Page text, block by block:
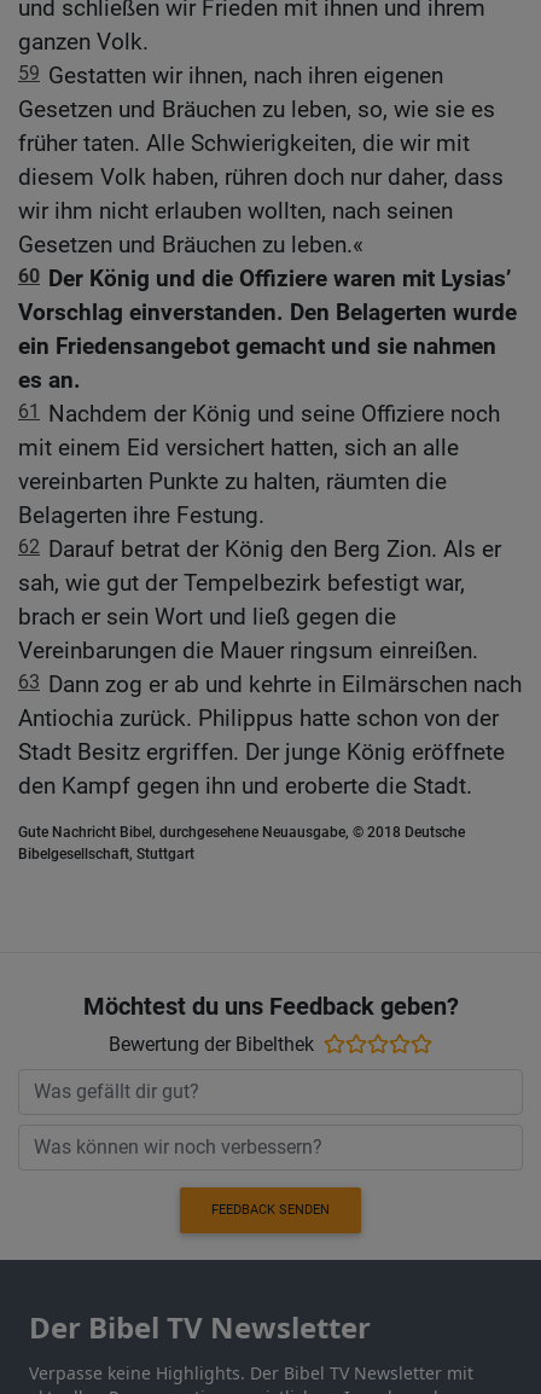
und schließen wir Frieden mit ihnen und ihrem
ganzen Volk.
59 Gestatten wir ihnen, nach ihren eigenen
Gesetzen und Bräuchen zu leben, so, wie sie es
früher taten. Alle Schwierigkeiten, die wir mit
diesem Volk haben, rühren doch nur daher, dass
wir ihm nicht erlauben wollten, nach seinen
Gesetzen und Bräuchen zu leben.«
60 Der König und die Offiziere waren mit Lysias’
Vorschlag einverstanden. Den Belagerten wurde
ein Friedensangebot gemacht und sie nahmen
es an.
61 Nachdem der König und seine Offiziere noch
mit einem Eid versichert hatten, sich an alle
vereinbarten Punkte zu halten, räumten die
Belagerten ihre Festung.
62 Darauf betrat der König den Berg Zion. Als er
sah, wie gut der Tempelbezirk befestigt war,
brach er sein Wort und ließ gegen die
Vereinbarungen die Mauer ringsum einreißen.
63 Dann zog er ab und kehrte in Eilmärschen nach
Antiochia zurück. Philippus hatte schon von der
Stadt Besitz ergriffen. Der junge König eröffnete
den Kampf gegen ihn und eroberte die Stadt.
Gute Nachricht Bibel, durchgesehene Neuausgabe, © 2018 Deutsche
Bibelgesellschaft, Stuttgart
Möchtest du uns Feedback geben?
Bewertung der Bibelthek
FEEDBACK SENDEN
Der Bibel TV Newsletter
Verpasse keine Highlights. Der Bibel TV Newsletter mit